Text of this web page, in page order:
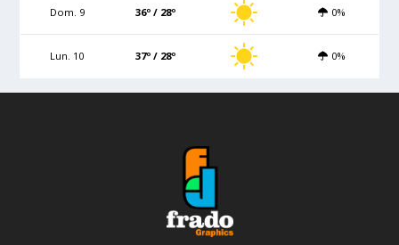
Dom. 9 36º / 28º 0%
Lun. 10 37º / 28º 0%